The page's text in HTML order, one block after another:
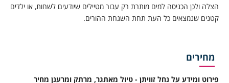
הצלה ולכן הכניסה למים מותרת רק עבור מטיילים שיודעים לשחות, או ילדים
קטנים שנמצאים כל העת תחת השגחת ההורים.
מחירים
פירוט ומידע על נחל זוויתן - טיול מאתגר, מרתק ומרענן מחיר